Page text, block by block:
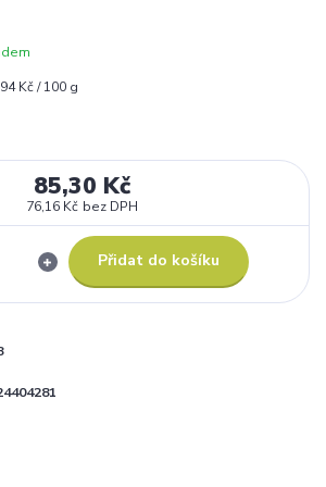
Kč / 100 g
85,30 Kč
76,16 Kč bez DPH
Přidat do košíku